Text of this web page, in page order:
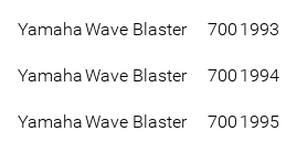
YamahaWave Blaster 700 1993
YamahaWave Blaster 700 1994
YamahaWave Blaster 700 1995